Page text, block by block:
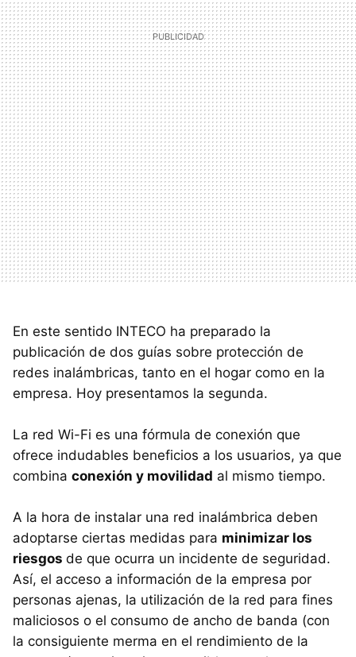
En este sentido INTECO ha preparado la
publicación de dos guías sobre protección de
redes inalámbricas, tanto en el hogar como en la
empresa. Hoy presentamos la segunda.
La red Wi-Fi es una fórmula de conexión que
ofrece indudables beneficios a los usuarios, ya que
combina conexión y movilidad al mismo tiempo.
A la hora de instalar una red inalámbrica deben
adoptarse ciertas medidas para minimizar los
riesgos de que ocurra un incidente de seguridad.
Así, el acceso a información de la empresa por
personas ajenas, la utilización de la red para fines
maliciosos o el consumo de ancho de banda (con
la consiguiente merma en el rendimiento de la